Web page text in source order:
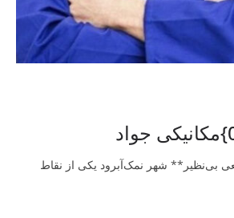
بی‌نظیر** شهر نمک‌آبرود یکی از نقاط